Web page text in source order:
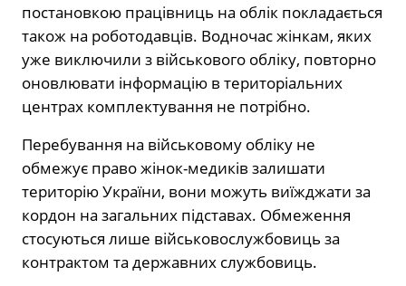
постановкою працівниць на облік покладається
також на роботодавців. Водночас жінкам, яких
уже виключили з військового обліку, повторно
оновлювати інформацію в територіальних
центрах комплектування не потрібно.
Перебування на військовому обліку не
обмежує право жінок-медиків залишати
територію України, вони можуть виїжджати за
кордон на загальних підставах. Обмеження
стосуються лише військовослужбовиць за
контрактом та державних службовиць.